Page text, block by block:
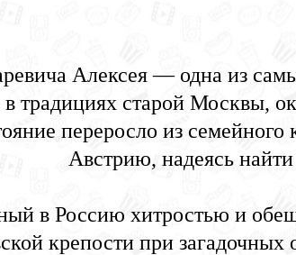
Алексея — одна из
традициях старой Москвы,
переросло из
Австрию, надеясь
в Россию хитростью и
крепости при